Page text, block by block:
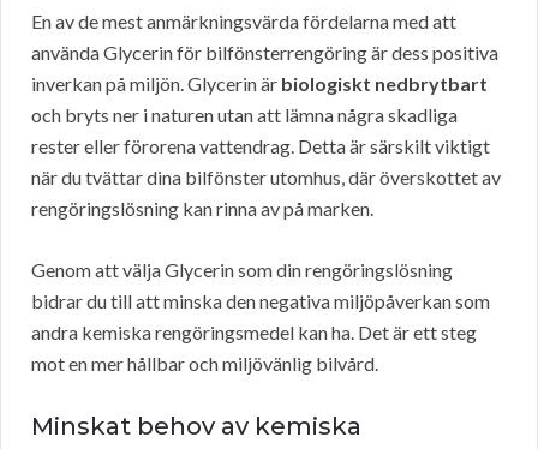
En av de mest anmärkningsvärda fördelarna med att
använda Glycerin för bilfönsterrengöring är dess positiva
inverkan på miljön. Glycerin är biologiskt nedbrytbart
och bryts ner i naturen utan att lämna några skadliga
rester eller förorena vattendrag. Detta är särskilt viktigt
när du tvättar dina bilfönster utomhus, där överskottet av
rengöringslösning kan rinna av på marken.
Genom att välja Glycerin som din rengöringslösning
bidrar du till att minska den negativa miljöpåverkan som
andra kemiska rengöringsmedel kan ha. Det är ett steg
mot en mer hållbar och miljövänlig bilvård.
Minskat behov av kemiska